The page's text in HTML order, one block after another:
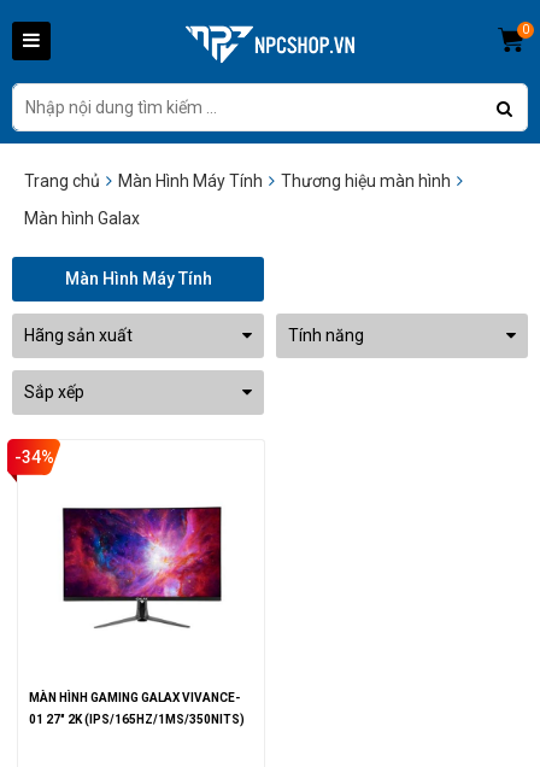
0
Trang chủ Màn Hình Máy Tính
Thương hiệu màn hình
Màn hình Galax
Màn Hình Máy Tính
Hãng sản xuất Tính năng
Sắp xếp
-34%
MÀN HÌNH GAMING GALAX VIVANCE-
01 27" 2K (IPS/165HZ/1MS/350NITS)